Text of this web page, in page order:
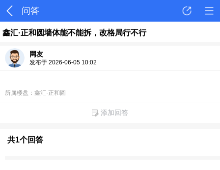
问答
鑫汇·正和圆墙体能不能拆，改格局行不行
网友
发布于 2026-06-05 10:02
所属楼盘：鑫汇·正和圆
添加回答
共1个回答